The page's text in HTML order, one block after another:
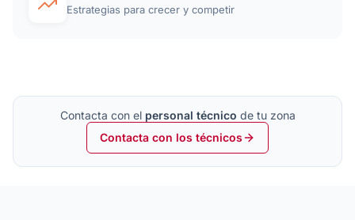
Estrategias para crecer y competir
Contacta con el personal técnico de tu zona
Contacta con los técnicos